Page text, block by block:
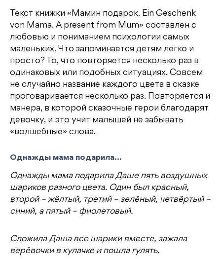
Текст книжки «Мамин подарок. Ein Geschenk
von Mama. A present from Mum» составлен с
любовью и пониманием психологии самых
маленьких. Что запоминается детям легко и
просто? То, что повторяется несколько раз в
одинаковых или подобных ситуациях. Совсем
не случайно название каждого цвета в сказке
проговаривается несколько раз. Повторяется и
манера, в которой сказочные герои благодарят
девочку, и это учит малышей не забывать
«волшебные» слова.
Однажды мама подарила…
Однажды мама подарила Даше пять воздушных
шариков разного цвета. Один был красный,
второй – жёлтый, третий – зелёный, четвёртый –
синий, а пятый – фиолетовый.
Сложила Даша все шарики вместе, зажала
верёвочки в кулачке и пошла гулять.